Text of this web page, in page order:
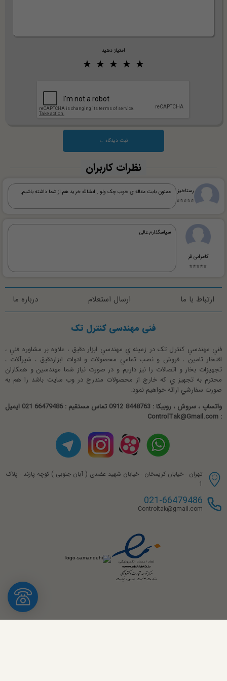
امتیاز دهید
نظرات کاربران
رستاخیز
⭐⭐⭐⭐⭐
ممنون بابت مقاله ی خوب چک ولو . انشالله خرید هم از شما داشته باشیم.
کامرانی فر
⭐⭐⭐⭐⭐
سپاسگذارم.عالی
ارتباط با ما ارسال استعلام درباره ما
فنی مهندسی کنترل تک
فني مهندسي کنترل تک در زمينه ي مهندسي ابزار دقيق ، علاوه بر مشاوره فني ،
افتخار تامين ، فروش و نصب تمامي محصولات و ادوات ابزاردقيق ، شيرآلات ،
تجهيزات بخار و اتصالات را نيز داريم و در صورت نياز شما مهندسين و همکاران
محترم به تجهيز ي که خارج از محصولات مندرج در وب سايت باشد را هم به
صورت سفارشي ارائه خواهيم نمود.
واتساپ ، سروش ، روبیکا : 8448763 0912 تماس مستقیم : 66479486 021 ایمیل
: ControlTak@Gmail.com
تهران - خیابان کریمخان - خیابان شهید عضدی ( آبان جنوبی ) کوچه پازند - پلاک
1
021-66479486
Controltak@gmail.com